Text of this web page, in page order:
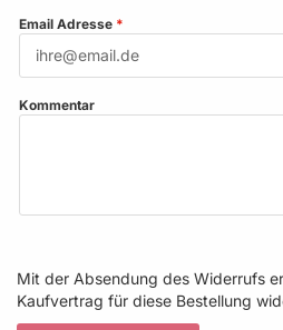
Email Adresse
Kommentar
Mit der Absendung des Widerrufs
Kaufvertrag für diese Bestellung